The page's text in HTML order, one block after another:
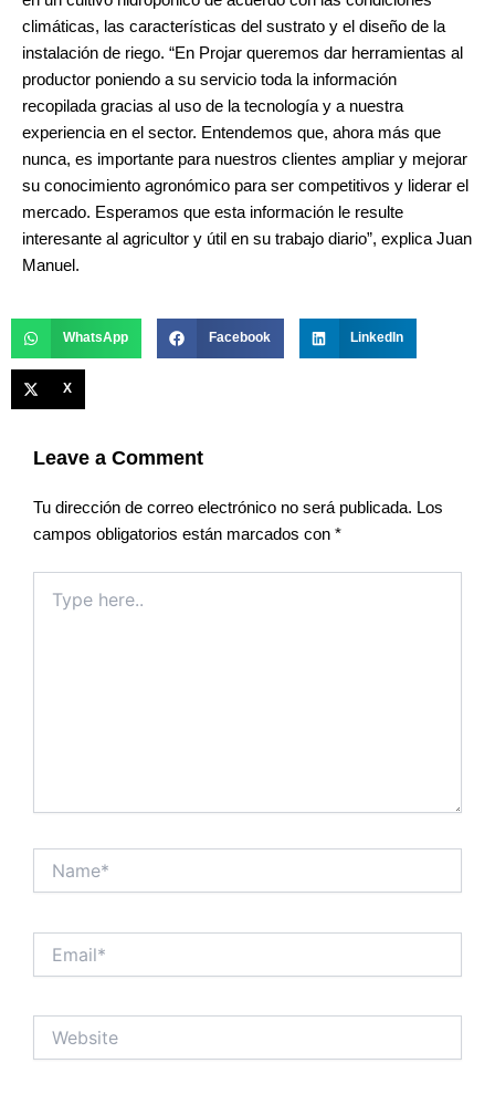
climáticas, las características del sustrato y el diseño de la
instalación de riego. “En Projar queremos dar herramientas al
productor poniendo a su servicio toda la información
recopilada gracias al uso de la tecnología y a nuestra
experiencia en el sector. Entendemos que, ahora más que
nunca, es importante para nuestros clientes ampliar y mejorar
su conocimiento agronómico para ser competitivos y liderar el
mercado. Esperamos que esta información le resulte
interesante al agricultor y útil en su trabajo diario”, explica Juan
Manuel.
WhatsApp Facebook LinkedIn
X
Leave a Comment
Tu dirección de correo electrónico no será publicada. Los
campos obligatorios están marcados con *
here..